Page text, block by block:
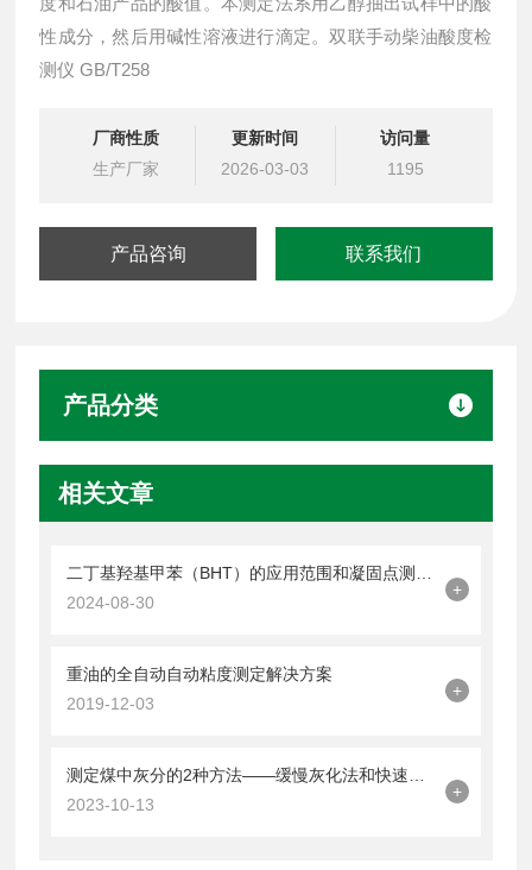
性成分，然后用碱性溶液进行滴定。双联手动柴油酸度检
测仪 GB/T258
厂商性质
生产厂家
更新时间
2026-03-03
访问量
1195
产品咨询 联系我们
产品分类
相关文章
2024-08-30
+
重油的全自动自动粘度测定解决方案
2019-12-03
+
2023-10-13
+